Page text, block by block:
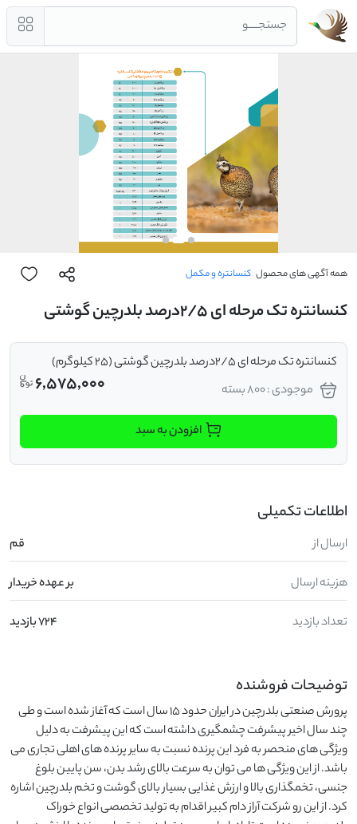
جستجــــو
همه آگهی های محصول کنسانتره و مکمل
کنسانتره تک مرحله ای 2/5درصد بلدرچین گوشتی
کنسانتره تک مرحله ای 2/5درصد بلدرچین گوشتی (25 کیلوگرم)
موجودی : 800 بسته
6,575,000
افزودن به سبد
اطلاعات تکمیلی
ارسال از قم
هزینه ارسال بر عهده خریدار
تعداد بازدید 724 بازدید
توضیحات فروشنده